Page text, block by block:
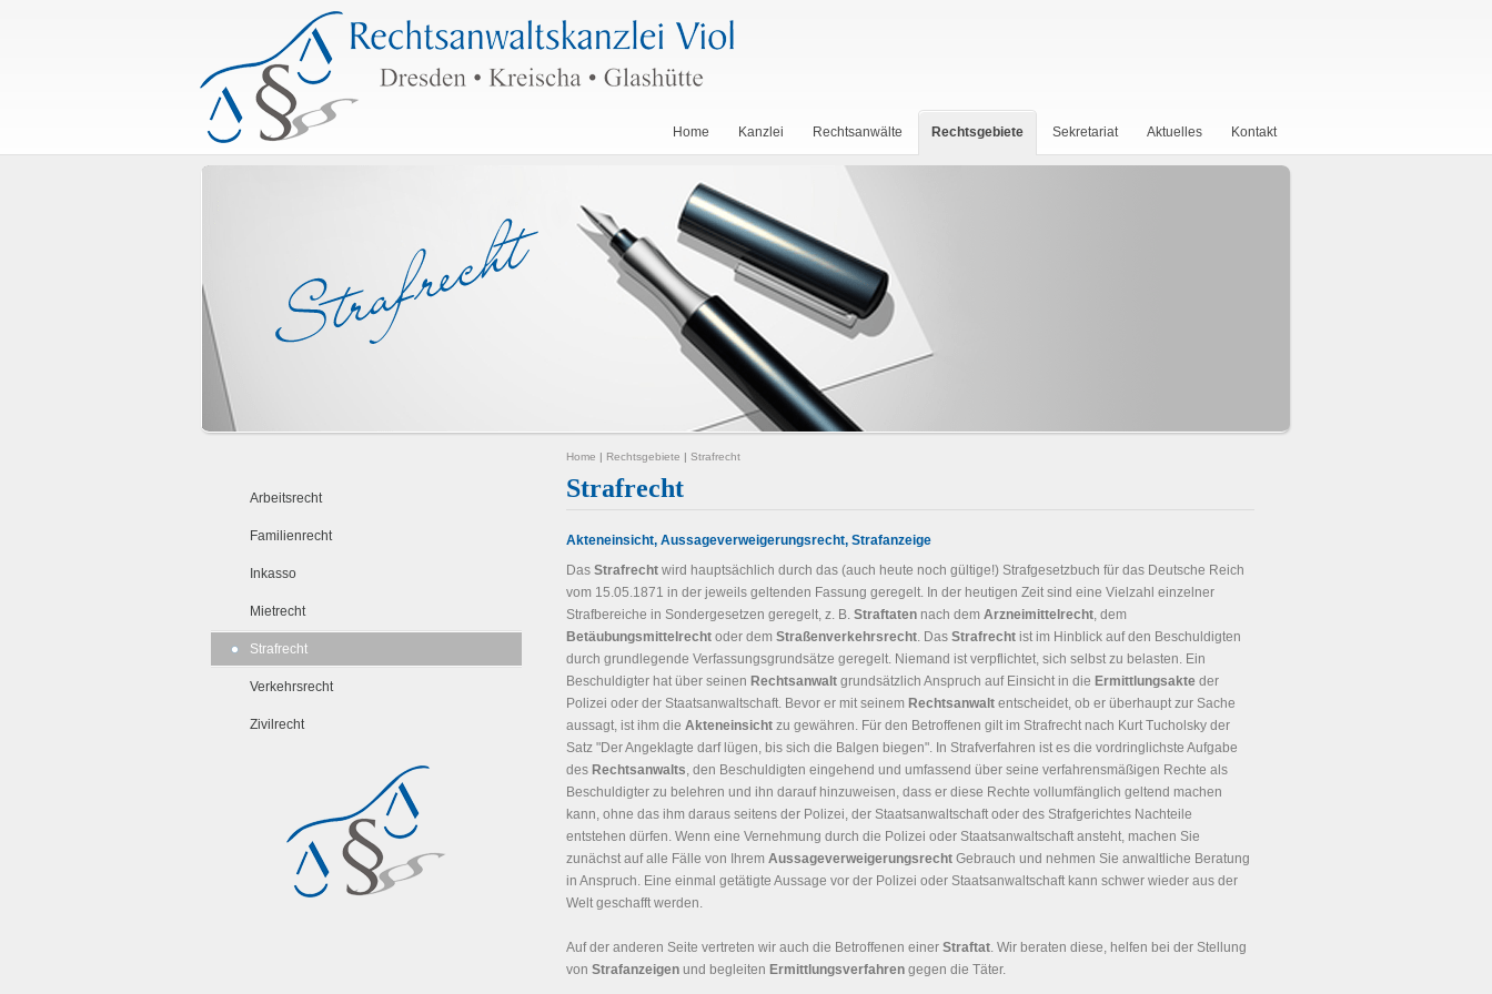
Home Kanzlei Rechtsanwälte Rechtsgebiete Sekretariat Aktuelles Kontakt
Arbeitsrecht
Familienrecht
Inkasso
Mietrecht
Strafrecht
Verkehrsrecht
Zivilrecht
Home | Rechtsgebiete | Strafrecht
Strafrecht
Akteneinsicht, Aussageverweigerungsrecht, Strafanzeige
Das Strafrecht wird hauptsächlich durch das (auch heute noch gültige!) Strafgesetzbuch für das Deutsche Reich
vom 15.05.1871 in der jeweils geltenden Fassung geregelt. In der heutigen Zeit sind eine Vielzahl einzelner
Strafbereiche in Sondergesetzen geregelt, z. B. Straftaten nach dem Arzneimittelrecht, dem
Betäubungsmittelrecht oder dem Straßenverkehrsrecht. Das Strafrecht ist im Hinblick auf den Beschuldigten
durch grundlegende Verfassungsgrundsätze geregelt. Niemand ist verpflichtet, sich selbst zu belasten. Ein
Beschuldigter hat über seinen Rechtsanwalt grundsätzlich Anspruch auf Einsicht in die Ermittlungsakte der
Polizei oder der Staatsanwaltschaft. Bevor er mit seinem Rechtsanwalt entscheidet, ob er überhaupt zur Sache
aussagt, ist ihm die Akteneinsicht zu gewähren. Für den Betroffenen gilt im Strafrecht nach Kurt Tucholsky der
Satz "Der Angeklagte darf lügen, bis sich die Balgen biegen". In Strafverfahren ist es die vordringlichste Aufgabe
des Rechtsanwalts, den Beschuldigten eingehend und umfassend über seine verfahrensmäßigen Rechte als
Beschuldigter zu belehren und ihn darauf hinzuweisen, dass er diese Rechte vollumfänglich geltend machen
kann, ohne das ihm daraus seitens der Polizei, der Staatsanwaltschaft oder des Strafgerichtes Nachteile
entstehen dürfen. Wenn eine Vernehmung durch die Polizei oder Staatsanwaltschaft ansteht, machen Sie
zunächst auf alle Fälle von Ihrem Aussageverweigerungsrecht Gebrauch und nehmen Sie anwaltliche Beratung
in Anspruch. Eine einmal getätigte Aussage vor der Polizei oder Staatsanwaltschaft kann schwer wieder aus der
Welt geschafft werden.
Auf der anderen Seite vertreten wir auch die Betroffenen einer Straftat. Wir beraten diese, helfen bei der Stellung
von Strafanzeigen und begleiten Ermittlungsverfahren gegen die Täter.